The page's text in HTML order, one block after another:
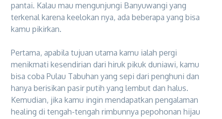
pantai. Kalau mau mengunjungi Banyuwangi yang
terkenal karena keelokan nya, ada beberapa yang bisa
kamu pikirkan.
Pertama, apabila tujuan utama kamu ialah pergi
menikmati kesendirian dari hiruk pikuk duniawi, kamu
bisa coba Pulau Tabuhan yang sepi dari penghuni dan
hanya berisikan pasir putih yang lembut dan halus.
Kemudian, jika kamu ingin mendapatkan pengalaman
healing di tengah-tengah rimbunnya pepohonan hijau